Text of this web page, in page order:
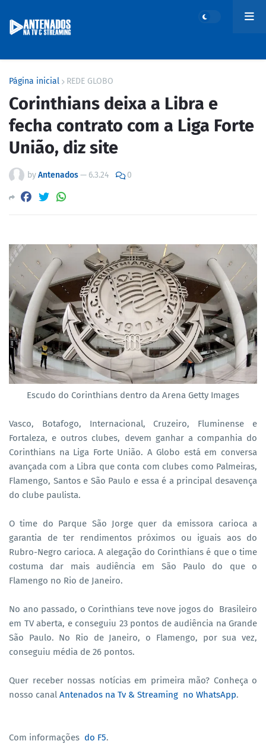
Página inicial REDE GLOBO
Corinthians deixa a Libra e
fecha contrato com a Liga Forte
União, diz site
byAntenados— 6.3.24 0
Escudo do Corinthians dentro da Arena Getty Images
Vasco, Botafogo, Internacional, Cruzeiro, Fluminense e
Fortaleza, e outros clubes, devem ganhar a companhia do
Corinthians na Liga Forte União. A Globo está em conversa
avançada com a Libra que conta com clubes como Palmeiras,
Flamengo, Santos e São Paulo e essa é a principal desavença
do clube paulista.
O time do Parque São Jorge quer da emissora carioca a
garantia de ter rendimentos próximos ou iguais aos do
Rubro-Negro carioca. A alegação do Corinthians é que o time
costuma dar mais audiência em São Paulo do que o
Flamengo no Rio de Janeiro.
No ano passado, o Corinthians teve nove jogos do Brasileiro
em TV aberta, e conseguiu 23 pontos de audiência na Grande
São Paulo. No Rio de Janeiro, o Flamengo, por sua vez,
conseguiu média de 26 pontos.
Quer receber nossas notícias em primeira mão? Conheça o
nosso canal Antenados na Tv & Streaming no WhatsApp.
Com informações do F5.